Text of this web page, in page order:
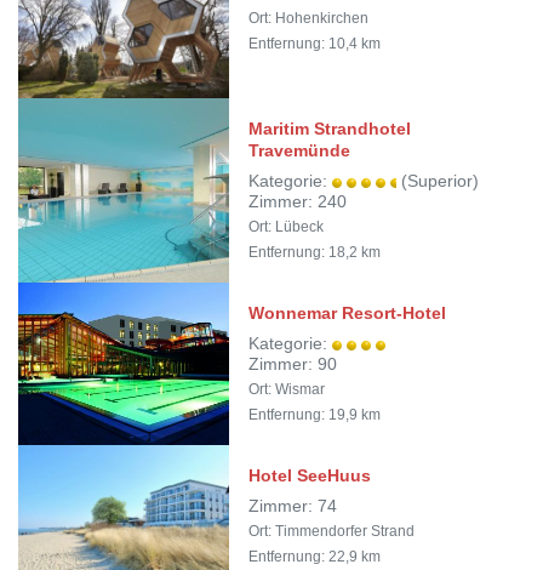
Ort: Hohenkirchen
Entfernung: 10,4 km
Maritim Strandhotel
Travemünde
Kategorie:
(Superior)
Zimmer: 240
Ort: Lübeck
Entfernung: 18,2 km
Wonnemar Resort-Hotel
Kategorie:
Zimmer: 90
Ort: Wismar
Entfernung: 19,9 km
Hotel SeeHuus
Zimmer: 74
Ort: Timmendorfer Strand
Entfernung: 22,9 km